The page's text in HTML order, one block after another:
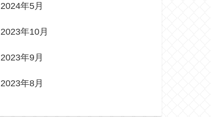
2024年5月
2023年10月
2023年9月
2023年8月